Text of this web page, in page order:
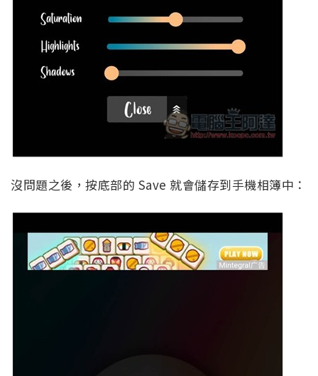
沒問題之後，按底部的 Save 就會儲存到手機相簿中：